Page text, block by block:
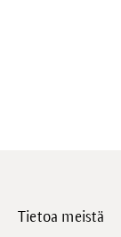
Tietoa meistä